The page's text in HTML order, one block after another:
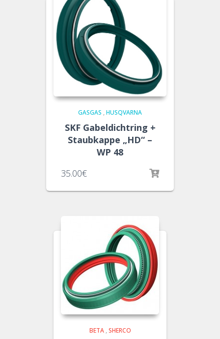
GASGAS , HUSQVARNA
SKF Gabeldichtring +
Staubkappe „HD“ –
WP 48
35.00€
BETA, SHERCO